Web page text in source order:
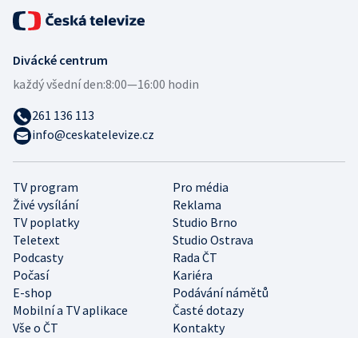
TV program
Pro média
Živé vysílání
Reklama
TV poplatky
Studio Brno
Teletext
Studio Ostrava
Podcasty
Rada ČT
Počasí
Kariéra
E-shop
Podávání námětů
Mobilní a TV aplikace
Časté dotazy
Vše o ČT
Kontakty
Divácké centrum
každý všední den:8:00—16:00 hodin
261 136 113
info@ceskatelevize.cz